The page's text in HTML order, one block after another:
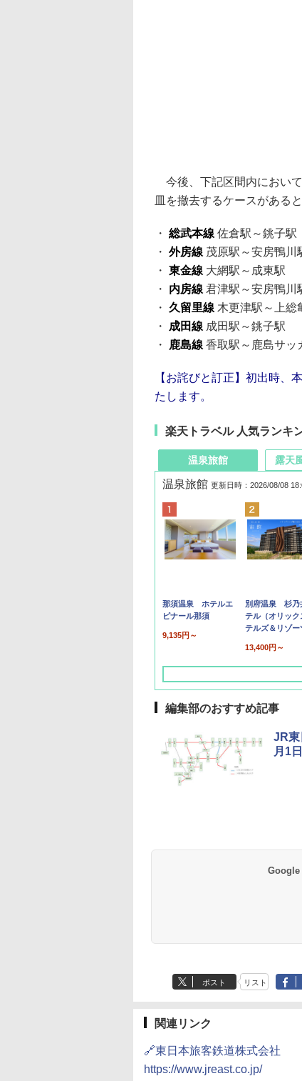
今後、下記区間内におい
皿を撤去するケースがある
・ 総武本線 佐倉駅～銚子駅
・ 外房線 茂原駅～安房鴨川
・ 東金線 大網駅～成東駅
・
内房線 君津駅～安房鴨川
・ 久留里線 木更津駅～上総
・
成田線 成田駅～銚子駅
・
鹿島線 香取駅～鹿島サッ
【お詫びと訂正】初出時、
たします。
楽天トラベル 人気ランキ
温泉旅館
温泉旅館 更新日時：2026/08/08
那須温泉 ホテルエ
ピナール那須
9,135円～
別府温泉 杉乃
テル（オリック
テルズ＆リゾー
13,400円～
露天
10,450円～
7,950円～
編集部のおすすめ記事
JR東
月1
Google
ポスト リスト
関連リンク
🔗東日本旅客鉄道株式会社
https://www.jreast.co.jp/